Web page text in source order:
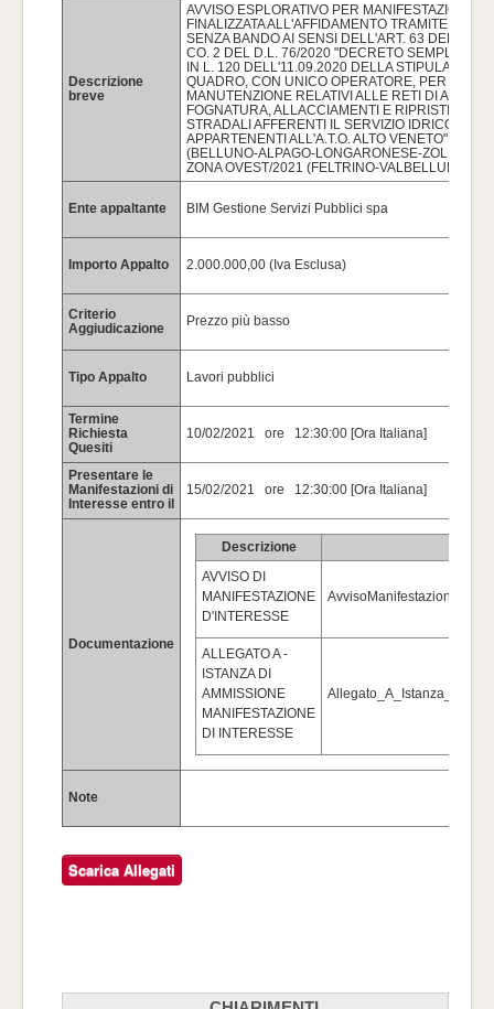
Descrizione
breve
AVVISO ESPLORATIVO PER MANIFESTAZIONE
FINALIZZATA ALL'AFFIDAMENTO TRAMITE
SENZA BANDO AI SENSI DELL'ART. 63 DEL
CO. 2 DEL D.L. 76/2020 "DECRETO
IN L. 120 DELL'11.09.2020 DELLA STIPULA DI
QUADRO, CON UNICO OPERATORE, PER I
MANUTENZIONE RELATIVI ALLE RETI DI
FOGNATURA, ALLACCIAMENTI E RIPRISTINI
STRADALI AFFERENTI IL SERVIZIO IDRICO
APPARTENENTI ALL'A.T.O. ALTO VENETO"
(BELLUNO-ALPAGO-LONGARONESE-
ZONA OVEST/2021 (FELTRINO-VALBELLUNA-
Ente appaltante BIM Gestione Servizi Pubblici spa
Importo Appalto 2.000.000,00 (Iva Esclusa)
Criterio
Aggiudicazione
Prezzo più basso
Tipo Appalto Lavori pubblici
Termine
Richiesta
Quesiti
10/02/2021 ore 12:30:00 [Ora Italiana]
Presentare le
Manifestazioni di
Interesse entro il
15/02/2021 ore 12:30:00 [Ora Italiana]
Documentazione
Descrizione
AVVISO DI
MANIFESTAZIONE
D'INTERESSE
ALLEGATO A -
ISTANZA DI
AMMISSIONE
MANIFESTAZIONE
DI INTERESSE
Note